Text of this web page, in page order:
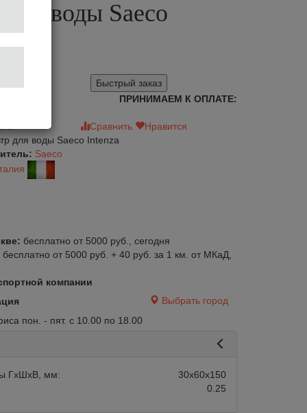
для воды Saeco
Быстрый заказ
ПРИНИМАЕМ К ОПЛАТЕ:
Сравнить
Нравится
для воды Saeco Intenza
Saeco
бесплатно от 5000 руб., сегодня
бесплатно от 5000 руб. + 40 руб. за 1 км. от МКаД,
компании
Выбрать город
пон. - пят. с 10.00 по 18.00
ГхШхВ, мм:
30х60х150
0.25